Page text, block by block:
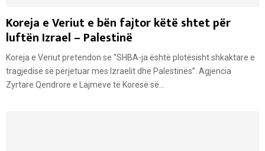
Koreja e Veriut e bën fajtor këtë shtet për
luftën Izrael – Palestinë
Koreja e Veriut pretendon se “SHBA-ja është plotësisht shkaktare e
tragjedisë së përjetuar mes Izraelit dhe Palestinës”. Agjencia
Zyrtare Qendrore e Lajmeve të Koresë së...